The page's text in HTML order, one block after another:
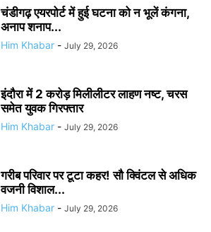
चंडीगढ़ एयरपोर्ट में हुई घटना को न भूलें कंगना,
अनाप शनाप...
Him Khabar - July 29, 2026
इंदौरा में 2 करोड़ मिलीलीटर लाहण नष्ट, चरस
समेत युवक गिरफ्तार
Him Khabar - July 29, 2026
गरीब परिवार पर टूटा कहर! सौ क्विंटल से अधिक
वजनी विशाल...
Him Khabar - July 29, 2026